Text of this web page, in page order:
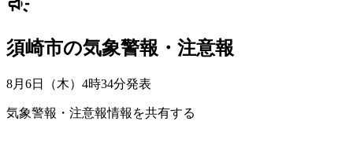
須崎市の気象警報・注意報
8月6日（木）4時34分発表
気象警報・注意報情報を共有する